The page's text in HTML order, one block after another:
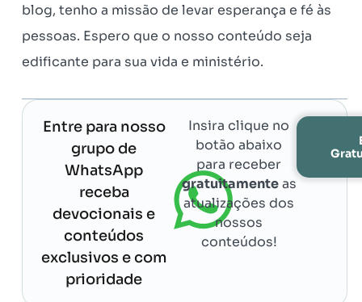
blog, tenho a missão de levar esperança e fé às
pessoas. Espero que o nosso conteúdo seja
edificante para sua vida e ministério.
Entre para nosso
grupo de
WhatsApp
receba
devocionais e
conteúdos
exclusivos e com
prioridade
Insira clique no
botão abaixo
para receber
gratuitamenteas
atualizações dos
nossos
conteúdos!